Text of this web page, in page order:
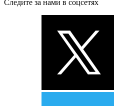
Следите за нами в соцсетях